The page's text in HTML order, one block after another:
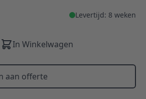
Levertijd: 8 weken
In Winkelwagen
aan offerte